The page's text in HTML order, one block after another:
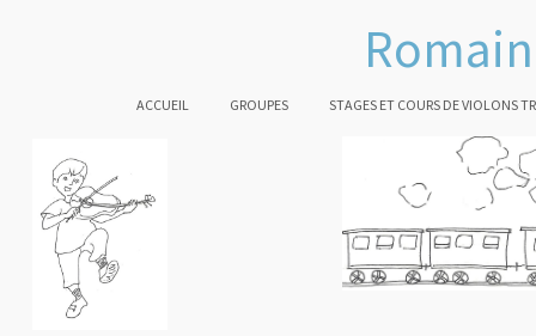
ACCUEIL GROUPES STAGES ET COURS DE VIOLONS